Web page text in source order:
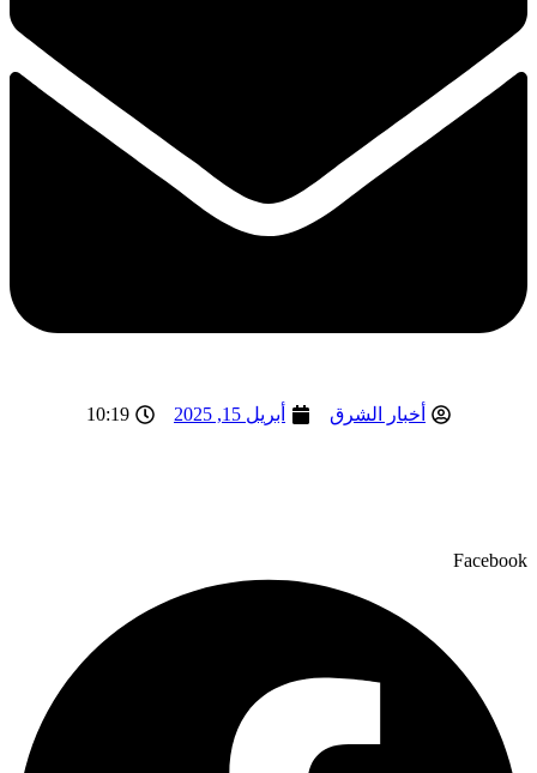
أخبار الشرق أبريل 15, 2025 10:19
Facebook